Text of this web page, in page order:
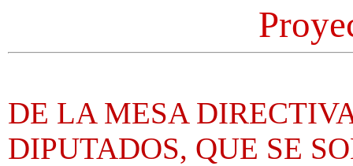
DE LA MESA
DIPUTADOS, QUE SE